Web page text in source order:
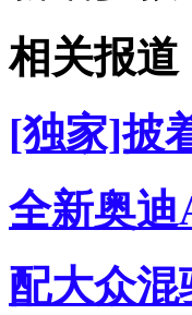
相关报道
[独家]披
全新奥迪
配大众